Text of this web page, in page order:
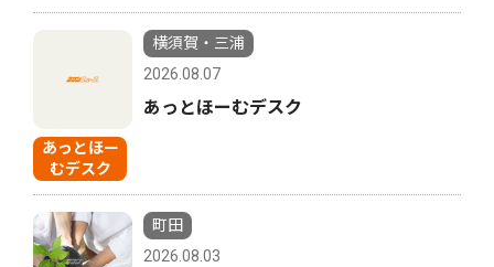
あっとほー
むデスク
横須賀・三浦
2026.08.07
あっとほーむデスク
町田
2026.08.03